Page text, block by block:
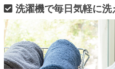
洗濯機で毎日気軽に洗